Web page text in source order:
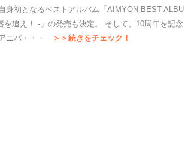
身初となるベストアルバム「AIMYON BEST ALBU
を追え！ -」の発売も決定。 そして、10周年を記念
ニバ・・・
＞＞続きをチェック！